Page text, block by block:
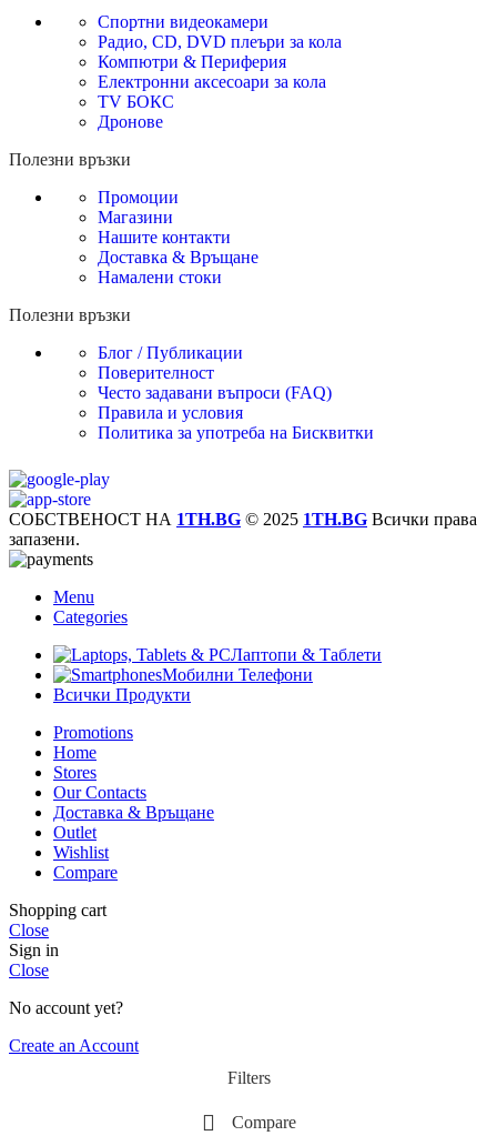
Спортни видеокамери
Радио, CD, DVD плеъри за кола
Компютри & Периферия
Електронни аксесоари за кола
TV БОКС
Дронове
Полезни връзки
Промоции
Магазини
Нашите контакти
Доставка & Връщане
Намалени стоки
Полезни връзки
Блог / Публикации
Поверителност
Често задавани въпроси (FAQ)
Правила и условия
Политика за употреба на Бисквитки
СОБСТВЕНОСТ НА 1TH.BG © 2025 1TH.BG Всички права
запазени.
Menu
Categories
Лаптопи & Таблети
Мобилни Телефони
Всички Продукти
Promotions
Home
Stores
Our Contacts
Доставка & Връщане
Outlet
Wishlist
Compare
Shopping cart
Close
Sign in
Close
No account yet?
Create an Account
Filters
Compare